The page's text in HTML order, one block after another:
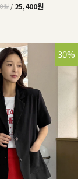
원 / 25,400원
30%